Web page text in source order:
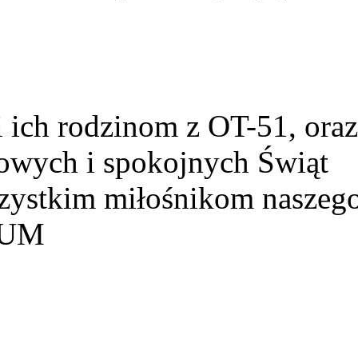
rodzinom z OT-51, oraz
i spokojnych Świąt
miłośnikom